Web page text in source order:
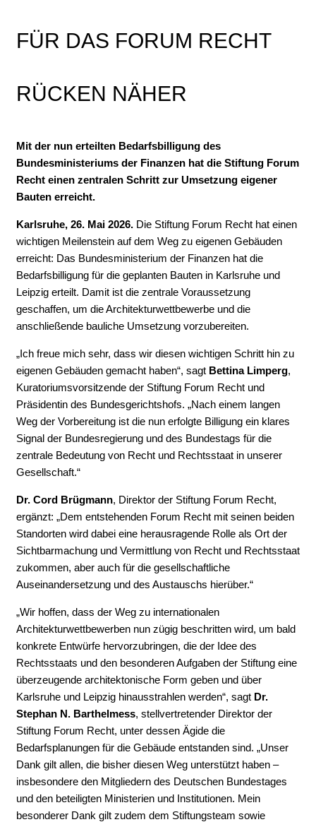
FÜR DAS FORUM RECHT
RÜCKEN NÄHER
Mit der nun erteilten Bedarfsbilligung des
Bundesministeriums der Finanzen hat die Stiftung Forum
Recht einen zentralen Schritt zur Umsetzung eigener
Bauten erreicht.
Karlsruhe, 26. Mai 2026. Die Stiftung Forum Recht hat einen
wichtigen Meilenstein auf dem Weg zu eigenen Gebäuden
erreicht: Das Bundesministerium der Finanzen hat die
Bedarfsbilligung für die geplanten Bauten in Karlsruhe und
Leipzig erteilt. Damit ist die zentrale Voraussetzung
geschaffen, um die Architekturwettbewerbe und die
anschließende bauliche Umsetzung vorzubereiten.
„Ich freue mich sehr, dass wir diesen wichtigen Schritt hin zu
eigenen Gebäuden gemacht haben“, sagt Bettina Limperg,
Kuratoriumsvorsitzende der Stiftung Forum Recht und
Präsidentin des Bundesgerichtshofs. „Nach einem langen
Weg der Vorbereitung ist die nun erfolgte Billigung ein klares
Signal der Bundesregierung und des Bundestags für die
zentrale Bedeutung von Recht und Rechtsstaat in unserer
Gesellschaft.“
Dr. Cord Brügmann, Direktor der Stiftung Forum Recht,
ergänzt: „Dem entstehenden Forum Recht mit seinen beiden
Standorten wird dabei eine herausragende Rolle als Ort der
Sichtbarmachung und Vermittlung von Recht und Rechtsstaat
zukommen, aber auch für die gesellschaftliche
Auseinandersetzung und des Austauschs hierüber.“
„Wir hoffen, dass der Weg zu internationalen
Architekturwettbewerben nun zügig beschritten wird, um bald
konkrete Entwürfe hervorzubringen, die der Idee des
Rechtsstaats und den besonderen Aufgaben der Stiftung eine
überzeugende architektonische Form geben und über
Karlsruhe und Leipzig hinausstrahlen werden“, sagt Dr.
Stephan N. Barthelmess, stellvertretender Direktor der
Stiftung Forum Recht, unter dessen Ägide die
Bedarfsplanungen für die Gebäude entstanden sind. „Unser
Dank gilt allen, die bisher diesen Weg unterstützt haben –
insbesondere den Mitgliedern des Deutschen Bundestages
und den beteiligten Ministerien und Institutionen. Mein
besonderer Dank gilt zudem dem Stiftungsteam sowie